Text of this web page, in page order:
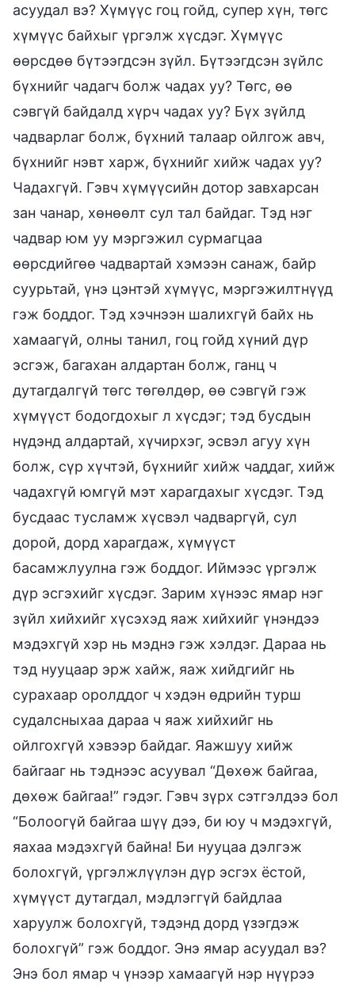
асуудал вэ? Хүмүүс гоц гойд, супер хүн, төгс
хүмүүс байхыг үргэлж хүсдэг. Хүмүүс
өөрсдөө бүтээгдсэн зүйл. Бүтээгдсэн зүйлс
бүхнийг чадагч болж чадах уу? Төгс, өө
сэвгүй байдалд хүрч чадах уу? Бүх зүйлд
чадварлаг болж, бүхний талаар ойлгож авч,
бүхнийг нэвт харж, бүхнийг хийж чадах уу?
Чадахгүй. Гэвч хүмүүсийн дотор завхарсан
зан чанар, хөнөөлт сул тал байдаг. Тэд нэг
чадвар юм уу мэргэжил сурмагцаа
өөрсдийгөө чадвартай хэмээн санаж, байр
суурьтай, үнэ цэнтэй хүмүүс, мэргэжилтнүүд
гэж боддог. Тэд хэчнээн шалихгүй байх нь
хамаагүй, олны танил, гоц гойд хүний дүр
эсгэж, багахан алдартан болж, ганц ч
дутагдалгүй төгс төгөлдөр, өө сэвгүй гэж
хүмүүст бодогдохыг л хүсдэг; тэд бусдын
нүдэнд алдартай, хүчирхэг, эсвэл агуу хүн
болж, сүр хүчтэй, бүхнийг хийж чаддаг, хийж
чадахгүй юмгүй мэт харагдахыг хүсдэг. Тэд
бусдаас тусламж хүсвэл чадваргүй, сул
дорой, дорд харагдаж, хүмүүст
басамжлуулна гэж боддог. Иймээс үргэлж
дүр эсгэхийг хүсдэг. Зарим хүнээс ямар нэг
зүйл хийхийг хүсэхэд яаж хийхийг үнэндээ
мэдэхгүй хэр нь мэднэ гэж хэлдэг. Дараа нь
тэд нууцаар эрж хайж, яаж хийдгийг нь
сурахаар оролддог ч хэдэн өдрийн турш
судалсныхаа дараа ч яаж хийхийг нь
ойлгохгүй хэвээр байдаг. Яажшуу хийж
байгааг нь тэднээс асуувал “Дөхөж байгаа,
дөхөж байгаа!” гэдэг. Гэвч зүрх сэтгэлдээ бол
“Болоогүй байгаа шүү дээ, би юу ч мэдэхгүй,
яахаа мэдэхгүй байна! Би нууцаа дэлгэж
болохгүй, үргэлжлүүлэн дүр эсгэх ёстой,
хүмүүст дутагдал, мэдлэггүй байдлаа
харуулж болохгүй, тэдэнд дорд үзэгдэж
болохгүй” гэж боддог. Энэ ямар асуудал вэ?
Энэ бол ямар ч үнээр хамаагүй нэр нүүрээ